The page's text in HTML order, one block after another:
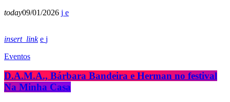
today09/01/2026
insert_link
Eventos
D.A.M.A., Bárbara Bandeira e Herman no festival
Na Minha Casa